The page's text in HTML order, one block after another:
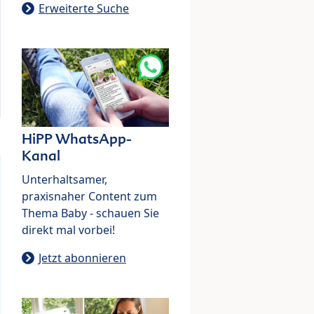
Erweiterte Suche
HiPP WhatsApp-
Kanal
Unterhaltsamer,
praxisnaher Content zum
Thema Baby - schauen Sie
direkt mal vorbei!
Jetzt abonnieren